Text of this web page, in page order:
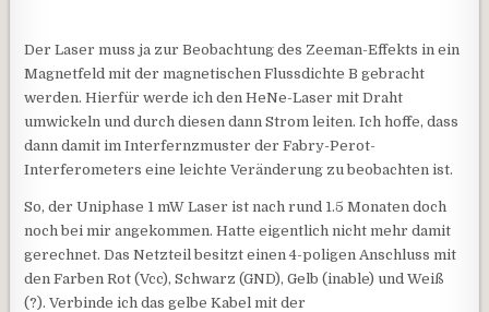
Der Laser muss ja zur Beobachtung des Zeeman-Effekts in ein
Magnetfeld mit der magnetischen Flussdichte B gebracht
werden. Hierfür werde ich den HeNe-Laser mit Draht
umwickeln und durch diesen dann Strom leiten. Ich hoffe, dass
dann damit im Interfernzmuster der Fabry-Perot-
Interferometers eine leichte Veränderung zu beobachten ist.
So, der Uniphase 1 mW Laser ist nach rund 1.5 Monaten doch
noch bei mir angekommen. Hatte eigentlich nicht mehr damit
gerechnet. Das Netzteil besitzt einen 4-poligen Anschluss mit
den Farben Rot (Vcc), Schwarz (GND), Gelb (inable) und Weiß
(?). Verbinde ich das gelbe Kabel mit der